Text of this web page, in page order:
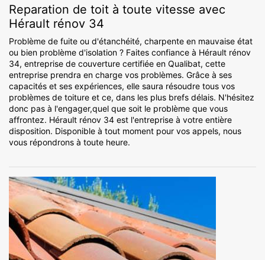
Reparation de toit à toute vitesse avec
Hérault rénov 34
Problème de fuite ou d'étanchéité, charpente en mauvaise état
ou bien problème d'isolation ? Faites confiance à Hérault rénov
34, entreprise de couverture certifiée en Qualibat, cette
entreprise prendra en charge vos problèmes. Grâce à ses
capacités et ses expériences, elle saura résoudre tous vos
problèmes de toiture et ce, dans les plus brefs délais. N'hésitez
donc pas à l'engager,quel que soit le problème que vous
affrontez. Hérault rénov 34 est l'entreprise à votre entière
disposition. Disponible à tout moment pour vos appels, nous
vous répondrons à toute heure.